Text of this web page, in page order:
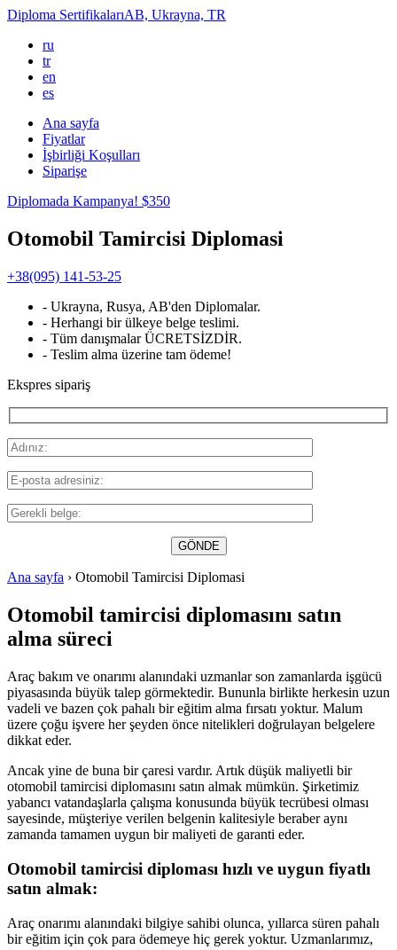
Diploma SertifikalarıAB, Ukrayna, TR
ru
tr
en
es
Ana sayfa
Fiyatlar
İşbirliği Koşulları
Siparişe
Diplomada Kampanya! $350
Otomobil Tamircisi Diplomasi
+38(095) 141-53-25
- Ukrayna, Rusya, AB'den Diplomalar.
- Herhangi bir ülkeye belge teslimi.
- Tüm danışmalar ÜCRETSİZDİR.
- Teslim alma üzerine tam ödeme!
Ekspres sipariş
Ana sayfa › Otomobil Tamircisi Diplomasi
Otomobil tamircisi diplomasını satın
alma süreci
Araç bakım ve onarımı alanındaki uzmanlar son zamanlarda işgücü
piyasasında büyük talep görmektedir. Bununla birlikte herkesin uzun
vadeli ve bazen çok pahalı bir eğitim alma fırsatı yoktur. Malum
üzere çoğu işvere her şeyden önce nitelikleri doğrulayan belgelere
dikkat eder.
Ancak yine de buna bir çaresi vardır. Artık düşük maliyetli bir
otomobil tamircisi diplomasını satın almak mümkün. Şirketimiz
yabancı vatandaşlarla çalışma konusunda büyük tecrübesi olması
sayesinde, müşteriye verilen belgenin kalitesiyle beraber aynı
zamanda tamamen uygun bir maliyeti de garanti eder.
Otomobil tamircisi diploması hızlı ve uygun fiyatlı
satın almak:
Araç onarımı alanındaki bilgiye sahibi olunca, yıllarca süren pahalı
bir eğitim için çok para ödemeye hiç gerek yoktur. Uzmanlarımız,